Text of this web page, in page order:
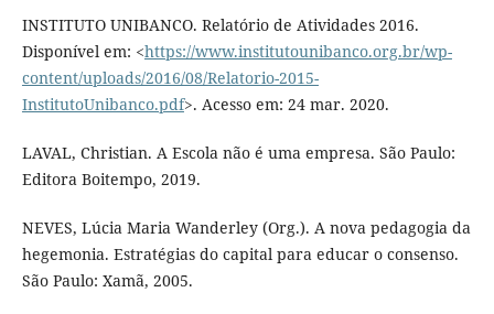
INSTITUTO UNIBANCO. Relatório de Atividades 2016.
Disponível em: <https://www.institutounibanco.org.br/wp-
content/uploads/2016/08/Relatorio-2015-
InstitutoUnibanco.pdf>. Acesso em: 24 mar. 2020.
LAVAL, Christian. A Escola não é uma empresa. São Paulo:
Editora Boitempo, 2019.
NEVES, Lúcia Maria Wanderley (Org.). A nova pedagogia da
hegemonia. Estratégias do capital para educar o consenso.
São Paulo: Xamã, 2005.